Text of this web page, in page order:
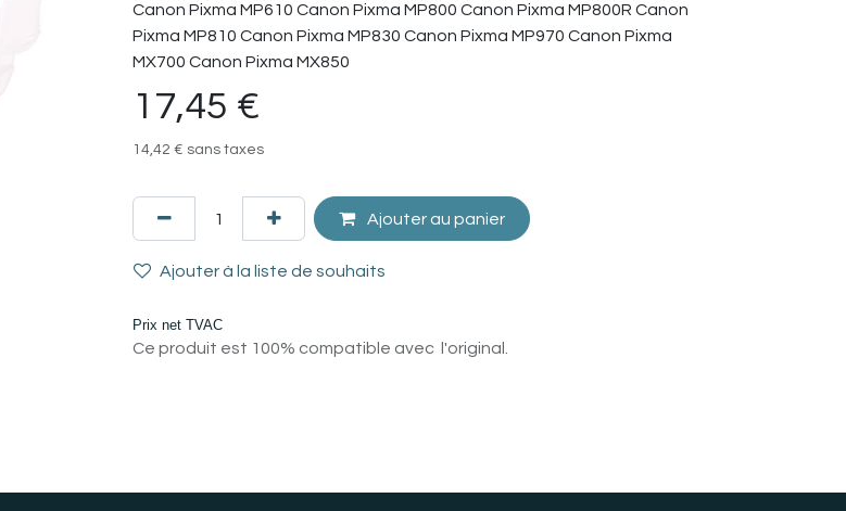
Canon Pixma MP610 Canon Pixma MP800 Canon Pixma MP800R Canon
Pixma MP810 Canon Pixma MP830 Canon Pixma MP970 Canon Pixma
MX700 Canon Pixma MX850
17,45 €
14,42 € sans taxes
Ajouter au panier
Ajouter à la liste de souhaits
Prix net TVAC
Ce produit est 100% compatible avec l'original.